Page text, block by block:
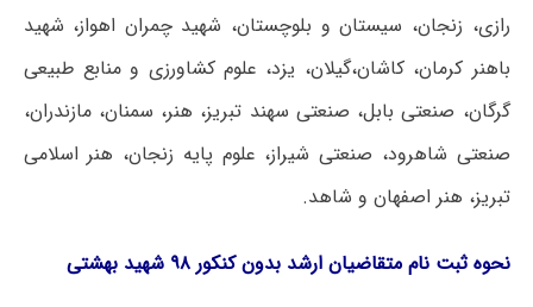
رازی، زنجان، سیستان و بلوچستان، شهید چمران اهواز، شهید
باهنر کرمان، کاشان،گیلان، یزد، علوم کشاورزی و منابع طبیعی
گرگان، صنعتی بابل، صنعتی سهند تبریز، هنر، سمنان، مازندران،
صنعتی شاهرود، صنعتی شیراز، علوم پایه زنجان، هنر اسلامی
تبریز، هنر اصفهان و شاهد.
نحوه ثبت نام متقاضیان ارشد بدون کنکور ۹۸ شهید بهشتی